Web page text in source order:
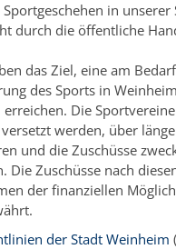
in unserer
durch die öffentliche
das Ziel, eine am
des Sports in
erreichen. Die
werden, über
und die Zuschüsse
Die Zuschüsse nach
der finanziellen
der Stadt Weinheim